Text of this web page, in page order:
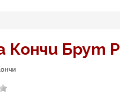
Кончи Брут